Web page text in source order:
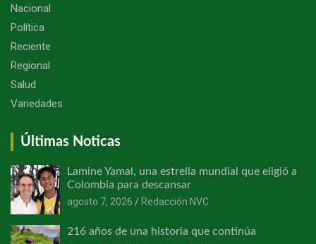
Nacional
Política
Reciente
Regional
Salud
Variedades
Últimas Noticas
Lamine Yamal, una estrella mundial que eligió a
Colombia para descansar
agosto 7, 2026
Redacción NVC
216 años de una historia que continúa